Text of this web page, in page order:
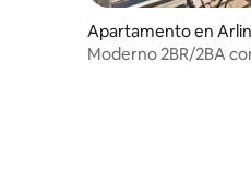
Apartamento en
Moderno 2BR/2BA